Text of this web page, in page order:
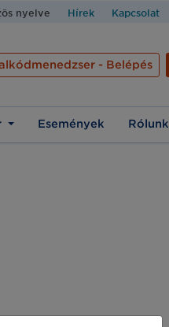
nyelve Hírek Kapcsolat
- Belépés
Események Rólunk